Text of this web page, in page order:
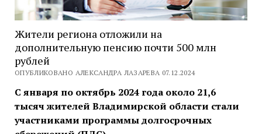
Жители региона отложили на
дополнительную пенсию почти 500 млн
рублей
ОПУБЛИКОВАНО АЛЕКСАНДРА ЛАЗАРЕВА 07.12.2024
C января по октябрь 2024 года около 21,6
тысяч жителей Владимирской области стали
участниками программы долгосрочных